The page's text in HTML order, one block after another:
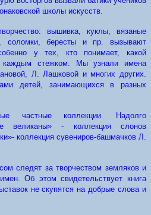
школы искусств.
вышивка, куклы, вязаные
соломки, бересты и пр. вызывают
у тех, кто понимает, какой
каждым стежком. Мы узнали имена
Л. Лашковой и многих других.
детей, занимающихся в разных
частные коллекции. Надолго
великаны» - коллекция слонов
коллекция сувениров-башмачков Л.
следят за творчеством земляков и
Об этом свидетельствует книга
не скупятся на добрые слова и